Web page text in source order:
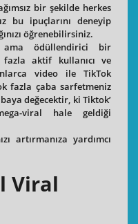
bir şekilde herkes
bu ipuçlarını deneyip
öğrenebilirsiniz.
ödüllendirici bir
aktif kullanıcı ve
video ile TikTok
fazla çaba sarfetmeniz
değecektir, ki Tiktok’
viral hale geldiği
artırmanıza yardımcı
Viral